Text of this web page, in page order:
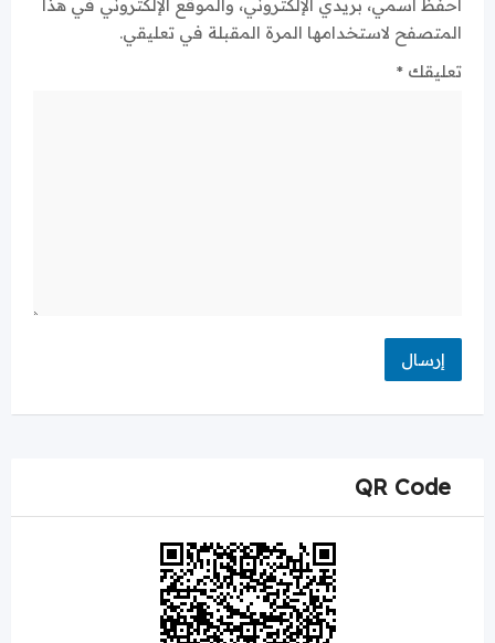
احفظ اسمي، بريدي الإلكتروني، والموقع الإلكتروني في هذا
المتصفح لاستخدامها المرة المقبلة في تعليقي.
تعليقك *
QR Code